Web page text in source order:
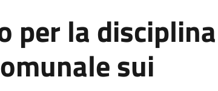
per la disciplina
sui